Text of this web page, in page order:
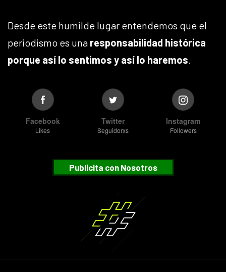
Desde este humilde lugar entendemos que el
periodismo es una responsabilidad histórica
porque así lo sentimos y así lo haremos.
Facebook
Likes
Twitter
Seguidorxs
Instagram
Followers
Publicita con Nosotros